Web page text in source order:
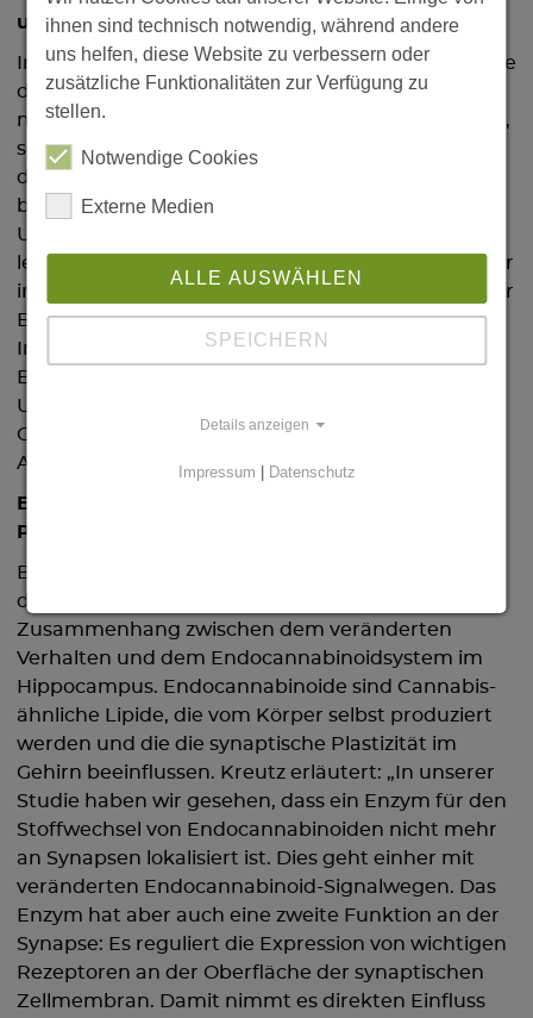
und Sozialverhalten
In den Hippocampi von Mäusen und Ratten konnte
das Team über 400 verschiedene Lipide
nachweisen. „Das ist mehr als wir erwartet haben“,
so Ahrends. „Interessant war außerdem, dass sich
der Lipidstoffwechsel und die Signalübertragung
bei den Nagern unterschieden – je nach
Umgebung, in der sie gehalten wurden.“ Die Tiere
lebten entweder in einer Standardumgebung oder
in einer angereicherten Umgebung, in der es mehr
Beschäftigungsmöglichkeiten, soziale
Interaktionen, Material für den Nestbau und eine
Behausung gab. Mäuse in der angereicherten
Umgebung lernen schneller, haben ein besseres
Gedächtnis und zeigen sich gegenüber ihren
Artgenossen empathischer.
Endocannabinoide beeinflussen die synaptische
Plastizität
Bei der Analyse der Multiomics-Daten entdeckten
die beiden Forscher einen möglichen
Zusammenhang zwischen dem veränderten
Verhalten und dem Endocannabinoidsystem im
Hippocampus. Endocannabinoide sind Cannabis-
ähnliche Lipide, die vom Körper selbst produziert
werden und die die synaptische Plastizität im
Gehirn beeinflussen. Kreutz erläutert: „In unserer
Studie haben wir gesehen, dass ein Enzym für den
Stoffwechsel von Endocannabinoiden nicht mehr
an Synapsen lokalisiert ist. Dies geht einher mit
veränderten Endocannabinoid-Signalwegen. Das
Enzym hat aber auch eine zweite Funktion an der
Synapse: Es reguliert die Expression von wichtigen
Rezeptoren an der Oberfläche der synaptischen
Zellmembran. Damit nimmt es direkten Einfluss
ihnen sind technisch notwendig, während andere
uns helfen, diese Website zu verbessern oder
zusätzliche Funktionalitäten zur Verfügung zu
stellen.
Notwendige Cookies
Externe Medien
ALLE AUSWÄHLEN
SPEICHERN
Details anzeigen
Impressum | Datenschutz